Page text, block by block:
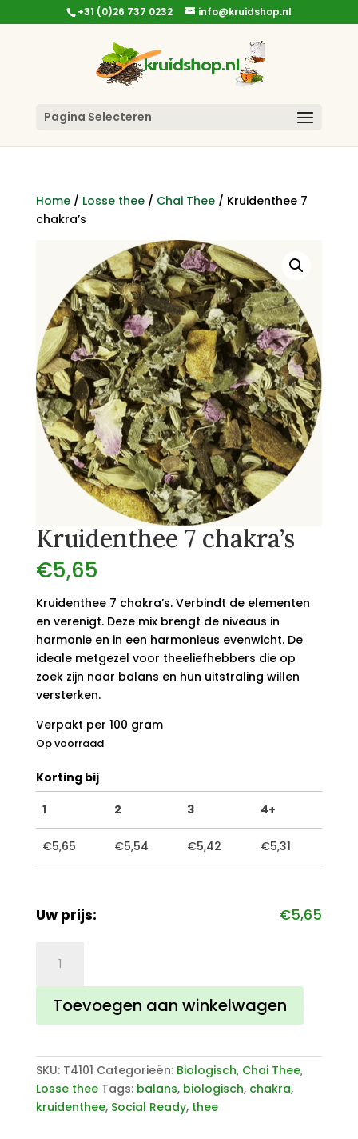
+31 (0)26 737 0232 info@kruidshop.nl
Pagina Selecteren
Home/ Losse thee/ Chai Thee/ Kruidenthee 7
chakra’s
Kruidenthee 7 chakra’s
€5,65
Kruidenthee 7 chakra’s. Verbindt de elementen
en verenigt. Deze mix brengt de niveaus in
harmonie en in een harmonieus evenwicht. De
ideale metgezel voor theeliefhebbers die op
zoek zijn naar balans en hun uitstraling willen
versterken.
Verpakt per 100 gram
Op voorraad
Korting bij
1
2 3 4+
€5,65 €5,54 €5,42 €5,31
Uw prijs: €5,65
chakra's
aantal
Toevoegen aan winkelwagen
SKU: T4101 Categorieën: Biologisch, Chai Thee,
Losse thee Tags: balans, biologisch, chakra,
kruidenthee, Social Ready, thee